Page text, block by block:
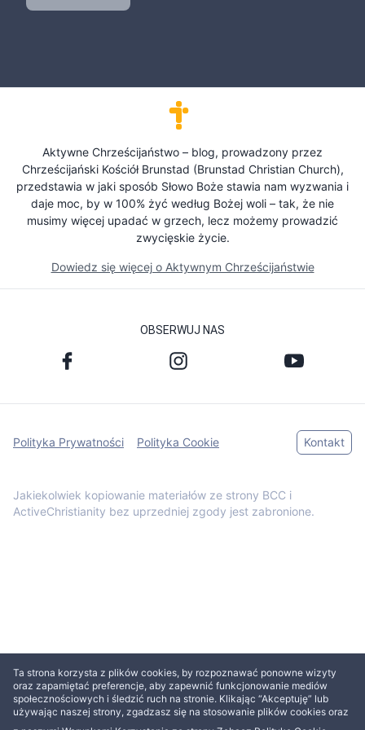
Ta strona korzysta z plików cookies, by rozpoznawać ponowne wizyty
oraz zapamiętać preferencje, aby zapewnić funkcjonowanie mediów
społecznościowych i śledzić ruch na stronie. Klikając “Akceptuję” lub
używając naszej strony, zgadzasz się na stosowanie plików cookies oraz
Aktywne Chrześcijaństwo – blog, prowadzony przez
Chrześcijański Kościół Brunstad (Brunstad Christian Church),
przedstawia w jaki sposób Słowo Boże stawia nam wyzwania i
daje moc, by w 100% żyć według Bożej woli – tak, że nie
musimy więcej upadać w grzech, lecz możemy prowadzić
zwycięskie życie.
Dowiedz się więcej o Aktywnym Chrześcijaństwie
OBSERWUJ NAS
Jakiekolwiek kopiowanie materiałów ze strony BCC i
ActiveChristianity bez uprzedniej zgody jest zabronione.
Polityka Prywatności Polityka Cookie Kontakt